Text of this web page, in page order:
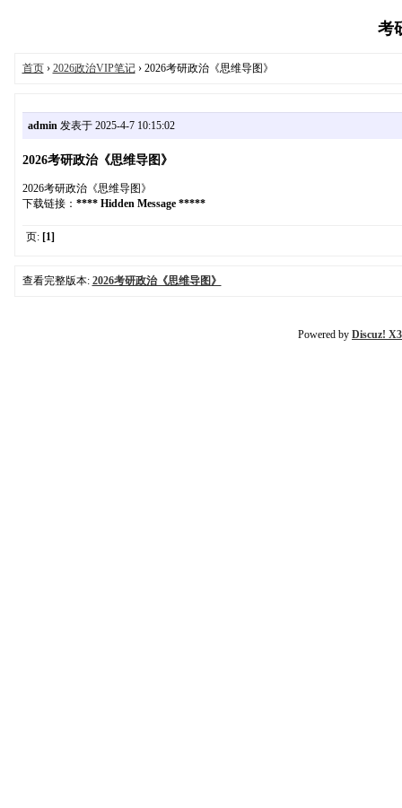
考
首页› 2026政治VIP笔记› 2026考研政治《思维导图》
admin发表于 2025-4-7 10:15:02
2026考研政治《思维导图》
2026考研政治《思维导图》
下载链接： **** Hidden Message *****
页: [1]
查看完整版本: 2026考研政治《思维导图》
Powered by Discuz!